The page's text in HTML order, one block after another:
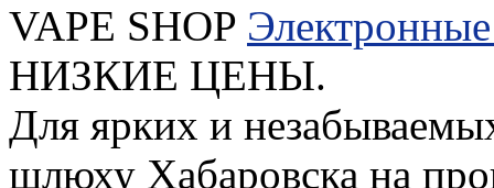
VAPE SHOP
НИЗКИЕ ЦЕНЫ.
Для ярких и
шлюху Хабаровска на